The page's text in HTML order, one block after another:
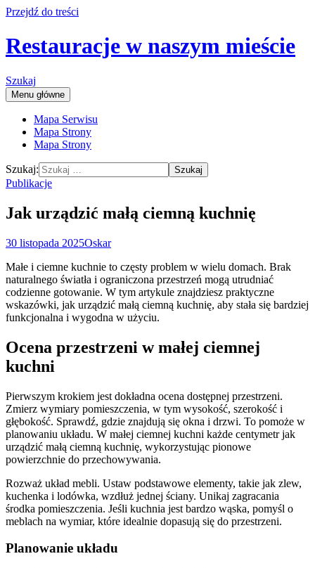
Przejdź do treści
Restauracje w naszym mieście
Szukaj
Menu główne
Mapa Serwisu
Mapa Strony
Mapa Strony
Szukaj:
Publikacje
Jak urządzić małą ciemną kuchnię
30 listopada 2025Oskar
Małe i ciemne kuchnie to częsty problem w wielu domach. Brak
naturalnego światła i ograniczona przestrzeń mogą utrudniać
codzienne gotowanie. W tym artykule znajdziesz praktyczne
wskazówki, jak urządzić małą ciemną kuchnię, aby stała się bardziej
funkcjonalna i wygodna w użyciu.
Ocena przestrzeni w małej ciemnej
kuchni
Pierwszym krokiem jest dokładna ocena dostępnej przestrzeni.
Zmierz wymiary pomieszczenia, w tym wysokość, szerokość i
głębokość. Sprawdź, gdzie znajdują się okna i drzwi. To pomoże w
planowaniu układu. W małej ciemnej kuchni każde centymetr jak
urządzić małą ciemną kuchnię, wykorzystując pionowe
powierzchnie do przechowywania.
Rozważ układ mebli. Ustaw podstawowe elementy, takie jak zlew,
kuchenka i lodówka, wzdłuż jednej ściany. Unikaj zagracania
środka pomieszczenia. Jeśli kuchnia jest bardzo wąska, pomyśl o
meblach na wymiar, które idealnie dopasują się do przestrzeni.
Planowanie układu